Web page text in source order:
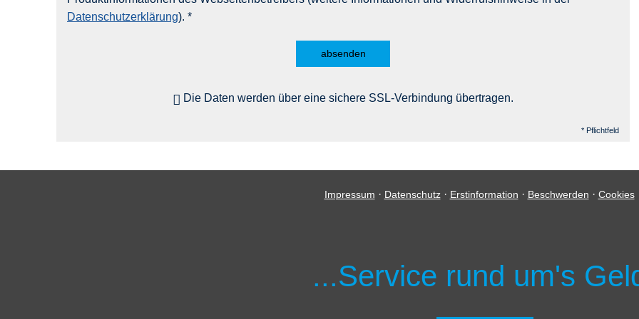
Datenschutzerklärung). *
absenden
Die Daten werden über eine sichere SSL-Verbindung übertragen.
* Pflichtfeld
Impressum · Datenschutz· Erstinformation · Beschwerden · Cookies
...Service rund um's